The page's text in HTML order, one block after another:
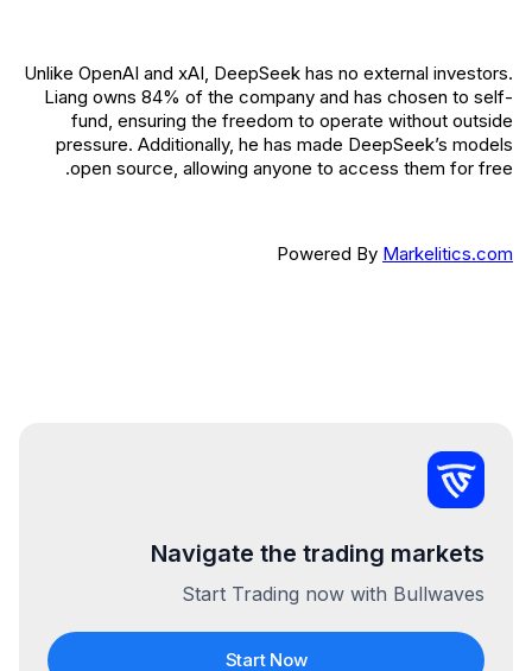
Unlike OpenAI and xAI, DeepSeek has no external investors.
Liang owns 84% of the company and has chosen to self-
fund, ensuring the freedom to operate without outside
pressure. Additionally, he has made DeepSeek’s models
open source, allowing anyone to access them for free.
Powered By Markelitics.com
Navigate the trading markets
Start Trading now with Bullwaves
Start Now